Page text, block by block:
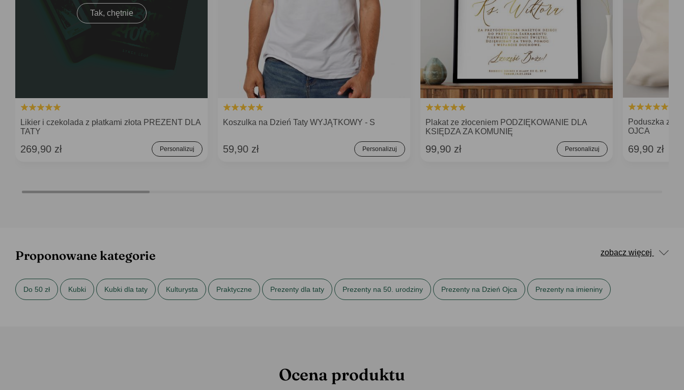
Tak, chętnie
Likier i czekolada z płatkami złota PREZENT DLA
TATY
269,90 zł Personalizuj
Koszulka na Dzień Taty WYJĄTKOWY - S
59,90 zł Personalizuj
Plakat ze złoceniem PODZIĘKOWANIE DLA
KSIĘDZA ZA KOMUNIĘ
99,90 zł Personalizuj
Poduszka z
OJCA
69,90 zł
zobacz więcej
Proponowane kategorie
Do 50 zł Kubki Kubki dla taty Kulturysta Praktyczne Prezenty dla taty Prezenty na 50. urodziny Prezenty na Dzień Ojca Prezenty na imieniny
Ocena produktu